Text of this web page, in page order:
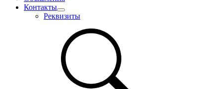
Контакты
Реквизиты